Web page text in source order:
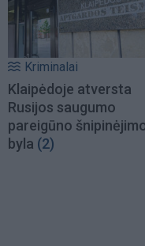
Kriminalai
Klaipėdoje atversta
Rusijos saugumo
pareigūno
byla (2)